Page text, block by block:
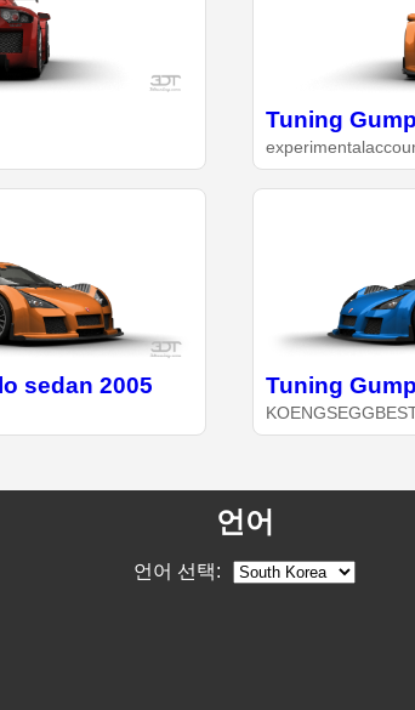
Tuning
sedan 2005 Tuning
언어
언어 선택: